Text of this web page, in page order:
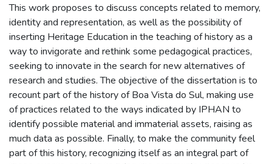
This work proposes to discuss concepts related to memory,
identity and representation, as well as the possibility of
inserting Heritage Education in the teaching of history as a
way to invigorate and rethink some pedagogical practices,
seeking to innovate in the search for new alternatives of
research and studies. The objective of the dissertation is to
recount part of the history of Boa Vista do Sul, making use
of practices related to the ways indicated by IPHAN to
identify possible material and immaterial assets, raising as
much data as possible. Finally, to make the community feel
part of this history, recognizing itself as an integral part of